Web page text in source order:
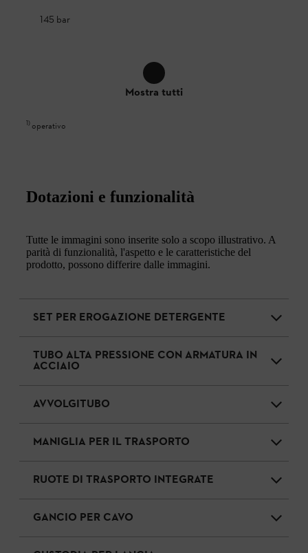
145 bar
Mostra tutti
1) operativo
Dotazioni e funzionalità
Tutte le immagini sono inserite solo a scopo illustrativo. A
parità di funzionalità, l'aspetto e le caratteristiche del
prodotto, possono differire dalle immagini.
SET PER EROGAZIONE DETERGENTE
TUBO ALTA PRESSIONE CON ARMATURA IN
ACCIAIO
AVVOLGITUBO
MANIGLIA PER IL TRASPORTO
RUOTE DI TRASPORTO INTEGRATE
GANCIO PER CAVO